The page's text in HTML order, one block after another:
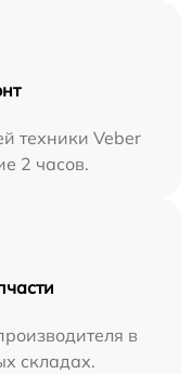
техники Veber
2 часов.
в
складах.